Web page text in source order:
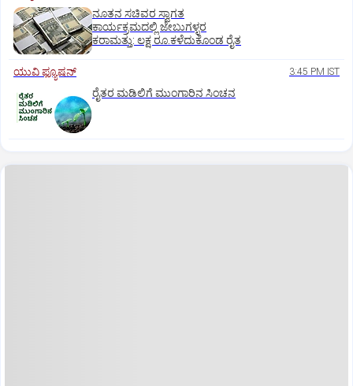
ನೂತನ ಸಚಿವರ ಸ್ವಾಗತ
ಕಾರ್ಯಕ್ರಮದಲ್ಲಿ ಜೇಬುಗಳ್ಳರ
ಕರಾಮತ್ತು: ಲಕ್ಷ ರೂ.ಕಳೆದುಕೊಂಡ ರೈತ
ಯುವಿ ಫ್ಯೂಷನ್ 3:45 PM IST
ರೈತರ ಮಡಿಲಿಗೆ ಮುಂಗಾರಿನ ಸಿಂಚನ